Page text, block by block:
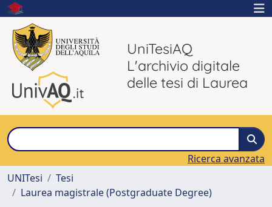
UniTesiAQ
L'archivio digitale
delle tesi di Laurea
Ricerca avanzata
UNITesi
Tesi
Laurea magistrale (Postgraduate Degree)